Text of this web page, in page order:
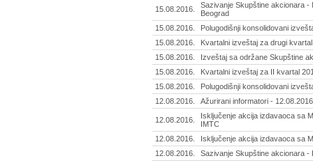
15.08.2016.
Sazivanje Skupštine akcionara -
Beograd
15.08.2016.
Polugodišnji konsolidovani
15.08.2016.
Kvartalni izveštaj za drugi
15.08.2016.
Izveštaj sa održane Skupštine
15.08.2016.
Kvartalni izveštaj za II kvartal
15.08.2016.
Polugodišnji konsolidovani
12.08.2016.
Ažurirani informatori - 12.08.2016
12.08.2016.
Isključenje akcija izdavaoca sa
IMTC
12.08.2016.
Isključenje akcija izdavaoca sa
12.08.2016.
Sazivanje Skupštine akcionara